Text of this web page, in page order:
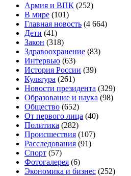
Армия и ВПК (252)
В мире (101)
Главная новость (4 664)
Дети (41)
Закон (318)
Здравоохранение (83)
Интервью (63)
История России (39)
Культура (261)
Новости президента (329)
Образование и наука (98)
Общество (652)
От первого лица (40)
Политика (282)
Происшествия (107)
Расследования (91)
Спорт (57)
Фотогалерея (6)
Экономика и бизнес (252)